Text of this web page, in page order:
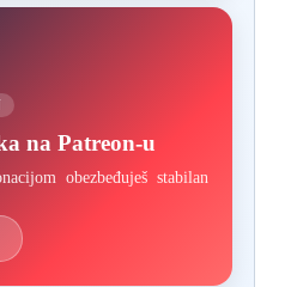
na Patreon-u
obezbeđuješ stabilan